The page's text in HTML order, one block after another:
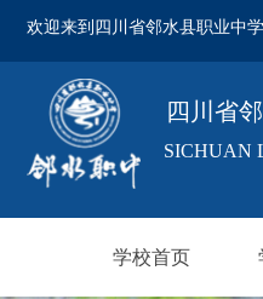
欢迎来到四川省邻水县职业中
SICHUAN
四川省
学校首页